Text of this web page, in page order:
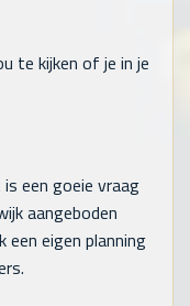
te kijken of je in je
een goeie vraag
aangeboden
een eigen planning